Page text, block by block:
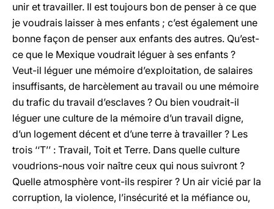
unir et travailler. Il est toujours bon de penser à ce que
je voudrais laisser à mes enfants ; c’est également une
bonne façon de penser aux enfants des autres. Qu’est-
ce que le Mexique voudrait léguer à ses enfants ?
Veut-il léguer une mémoire d’exploitation, de salaires
insuffisants, de harcèlement au travail ou une mémoire
du trafic du travail d’esclaves ? Ou bien voudrait-il
léguer une culture de la mémoire d’un travail digne,
d’un logement décent et d’une terre à travailler ? Les
trois ‘‘T’’ : Travail, Toit et Terre. Dans quelle culture
voudrions-nous voir naître ceux qui nous suivront ?
Quelle atmosphère vont-ils respirer ? Un air vicié par la
corruption, la violence, l’insécurité et la méfiance ou,